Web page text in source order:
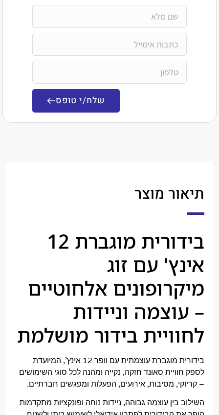
שלח/י טופס
מוצר
בידורית מוגברת 12
עם זוג
אלחוטיים
וניידות
בידור מושלמת
בידורית מוגברת עוצמתית עם וופר 12 אינץ', המיועדת
סאונד חזקה, נקייה ומהנה לכל סוגי השימושים
מסיבות, אירועים, הפעלות ומפגשים חברתיים.
בין עוצמה גבוהה, ניידות נוחה ופונקציות מתקדמות